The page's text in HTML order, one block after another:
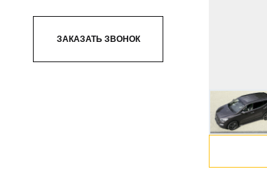
ЗАКАЗАТЬ ЗВОНОК